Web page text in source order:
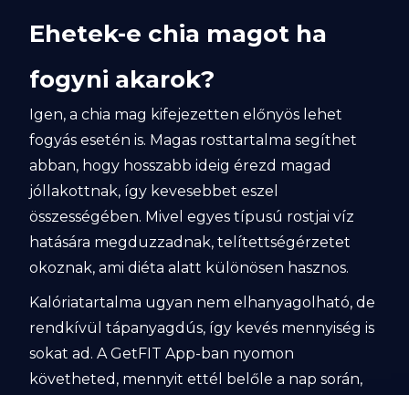
Ehetek-e chia magot ha
fogyni akarok?
Igen, a chia mag kifejezetten előnyös lehet
fogyás esetén is. Magas rosttartalma segíthet
abban, hogy hosszabb ideig érezd magad
jóllakottnak, így kevesebbet eszel
összességében. Mivel egyes típusú rostjai víz
hatására megduzzadnak, telítettségérzetet
okoznak, ami diéta alatt különösen hasznos.
Kalóriatartalma ugyan nem elhanyagolható, de
rendkívül tápanyagdús, így kevés mennyiség is
sokat ad. A GetFIT App-ban nyomon
követheted, mennyit ettél belőle a nap során,